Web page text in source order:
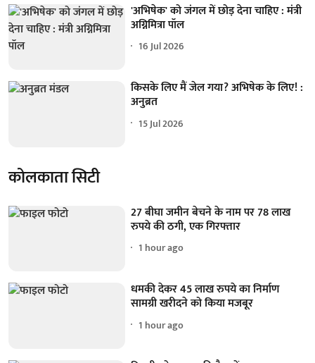
'अभिषेक' को जंगल में छोड़ देना चाहिए : मंत्री
अग्निमित्रा पॉल
16 Jul 2026
किसके लिए मैं जेल गया? अभिषेक के लिए! :
अनुब्रत
15 Jul 2026
कोलकाता सिटी
27 बीघा जमीन बेचने के नाम पर 78 लाख
रुपये की ठगी, एक गिरफ्तार
1 hour ago
धमकी देकर 45 लाख रुपये का निर्माण
सामग्री खरीदने को किया मजबूर
1 hour ago